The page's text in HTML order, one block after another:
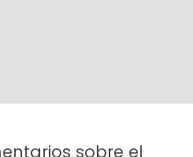
sobre el